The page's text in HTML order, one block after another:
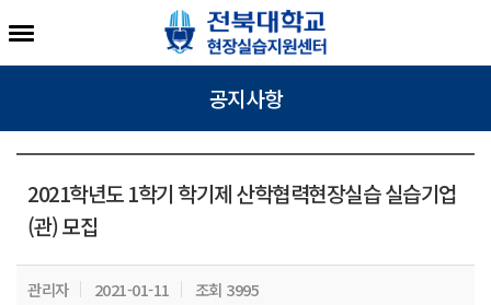
공지사항
2021학년도 1학기 학기제 산학협력현장실습 실습기업
(관) 모집
관리자 2021-01-11 조회 3995